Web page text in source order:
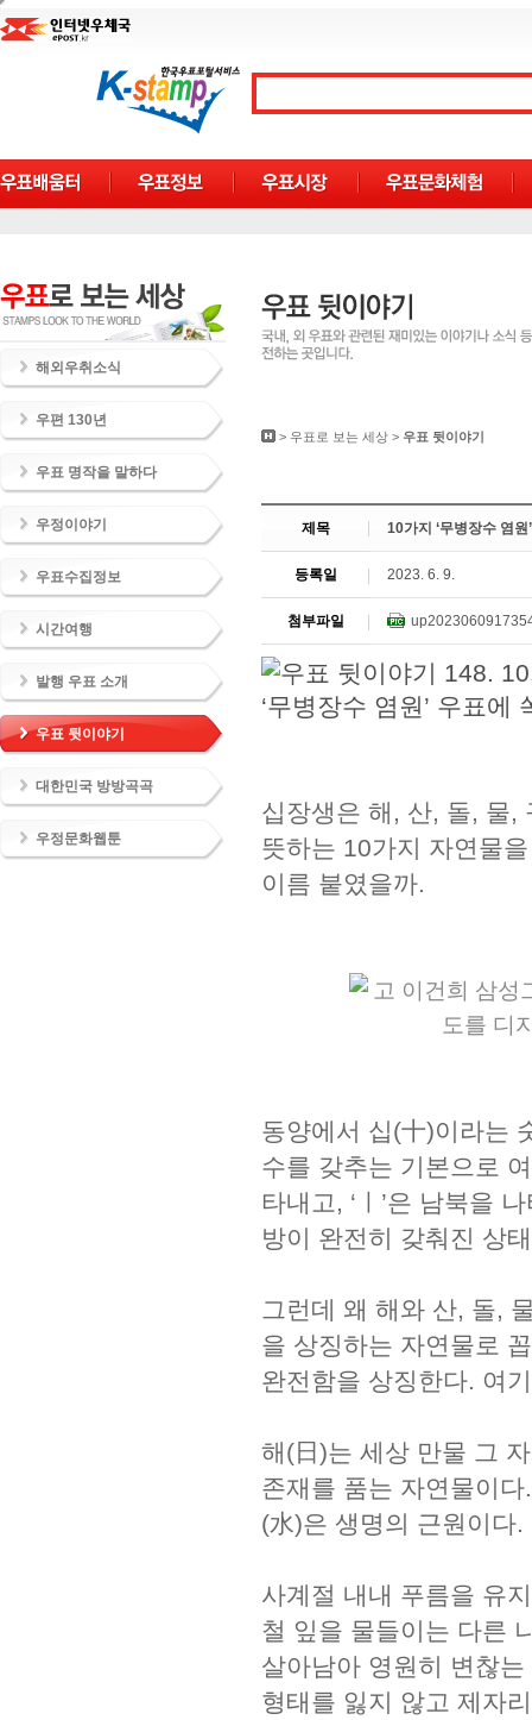
해외우취소식
우편 130년
우표 명작을 말하다
우정이야기
우표수집정보
시간여행
발행 우표 소개
우표 뒷이야기
대한민국 방방곡곡
우정문화웹툰
> 우표로 보는 세상 > 우표 뒷이야기
제목 10가지 ‘무병장수 염원
등록일 2023. 6. 9.
첨부파일
십장생은 해, 산, 돌, 물,
뜻하는 10가지 자연물
이름 붙였을까.
동양에서 십(十)이라는
수를 갖추는 기본으로
타내고, ‘ㅣ’은 남북을
방이 완전히 갖춰진 상
그런데 왜 해와 산, 돌,
을 상징하는 자연물로
완전함을 상징한다. 여
해(日)는 세상 만물 그
존재를 품는 자연물이
(水)은 생명의 근원이다.
사계절 내내 푸름을 유
철 잎을 물들이는 다른
살아남아 영원히 변찮
형태를 잃지 않고 제자